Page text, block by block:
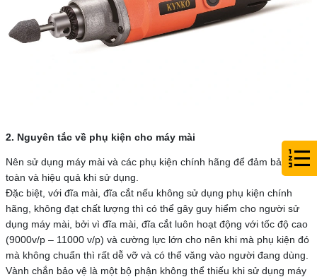
2. Nguyên tắc về phụ kiện cho máy mài
Nên sử dụng máy mài và các phụ kiện chính hãng để đảm bảo an
toàn và hiệu quả khi sử dụng.
Đặc biệt, với đĩa mài, đĩa cắt nếu không sử dụng phụ kiện chính
hãng, không đạt chất lượng thì có thể gây guy hiểm cho người sử
dụng máy mài, bởi vì đĩa mài, đĩa cắt luôn hoạt động với tốc độ cao
(9000v/p – 11000 v/p) và cường lực lớn cho nên khi mà phụ kiện đó
mà không chuẩn thì rất dễ vỡ và có thể văng vào người đang dùng.
Vành chắn bảo vệ là một bộ phận không thể thiếu khi sử dụng máy